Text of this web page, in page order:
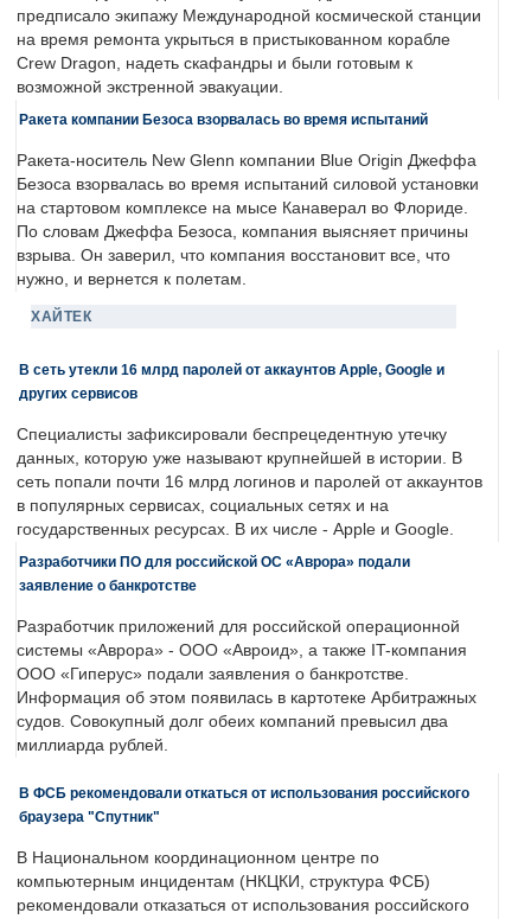
предписало экипажу Международной космической станции
на время ремонта укрыться в пристыкованном корабле
Crew Dragon, надеть скафандры и были готовым к
возможной экстренной эвакуации.
Ракета компании Безоса взорвалась во время испытаний
Ракета-носитель New Glenn компании Blue Origin Джеффа
Безоса взорвалась во время испытаний силовой установки
на стартовом комплексе на мысе Канаверал во Флориде.
По словам Джеффа Безоса, компания выясняет причины
взрыва. Он заверил, что компания восстановит все, что
нужно, и вернется к полетам.
ХАЙТЕК
В сеть утекли 16 млрд паролей от аккаунтов Apple, Google и
других сервисов
Специалисты зафиксировали беспрецедентную утечку
данных, которую уже называют крупнейшей в истории. В
сеть попали почти 16 млрд логинов и паролей от аккаунтов
в популярных сервисах, социальных сетях и на
государственных ресурсах. В их числе - Apple и Google.
Разработчики ПО для российской ОС «Аврора» подали
заявление о банкротстве
Разработчик приложений для российской операционной
системы «Аврора» - ООО «Авроид», а также IT-компания
ООО «Гиперус» подали заявления о банкротстве.
Информация об этом появилась в картотеке Арбитражных
судов. Совокупный долг обеих компаний превысил два
миллиарда рублей.
В ФСБ рекомендовали откаться от использования российского
браузера "Спутник"
В Национальном координационном центре по
компьютерным инцидентам (НКЦКИ, структура ФСБ)
рекомендовали отказаться от использования российского